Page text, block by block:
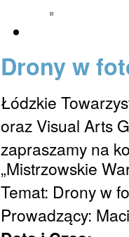
Drony w
Łódzkie
oraz Visual Arts
zapraszamy na
„Mistrzowskie
Temat: Drony w
Prowadzący: